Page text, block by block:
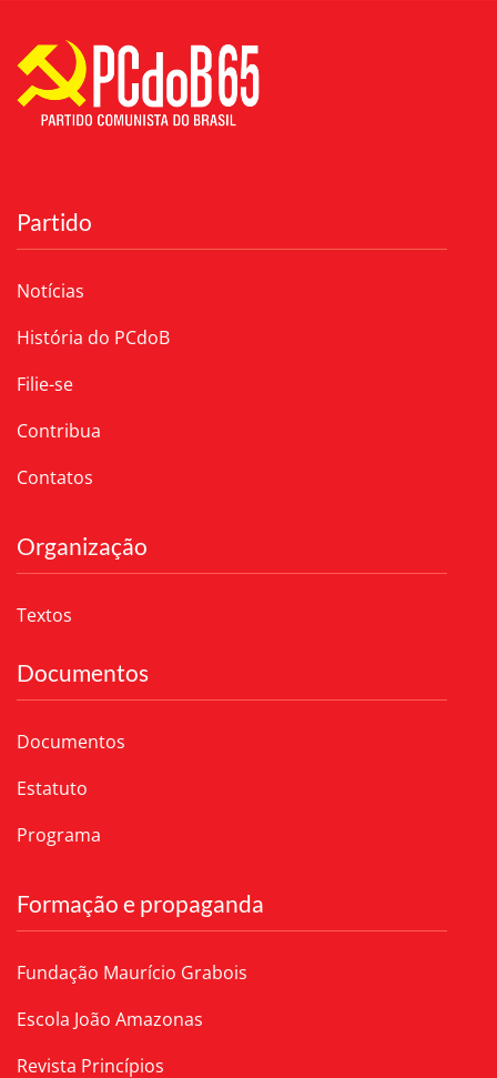
Partido
Notícias
História do PCdoB
Filie-se
Contribua
Contatos
Organização
Textos
Documentos
Documentos
Estatuto
Programa
Formação e propaganda
Fundação Maurício Grabois
Escola João Amazonas
Revista Princípios